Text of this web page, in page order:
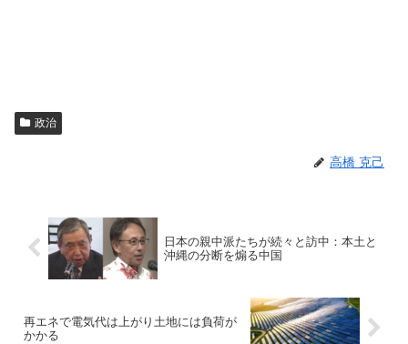
政治
高橋 克己
日本の親中派たちが続々と訪中：本土と
沖縄の分断を煽る中国
再エネで電気代は上がり土地には負荷が
かかる